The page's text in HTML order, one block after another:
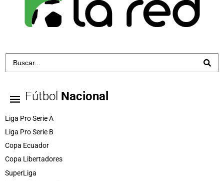
Fútbol Nacional
Liga Pro Serie A
Liga Pro Serie B
Copa Ecuador
Copa Libertadores
SuperLiga